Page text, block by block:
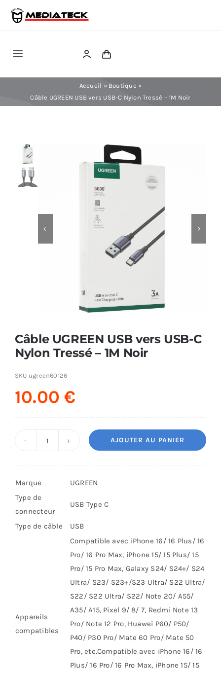
Skip
Toggle
Navigation
INFORMATIQUE
CONSOLE
Accueil » Boutique »
Câble UGREEN USB vers USB-C Nylon Tressé – 1M Noir
 
Câble UGREEN USB vers USB-C
Nylon Tressé – 1M Noir
SKU ugreen60126
10.00€
UGREEN
vers
USB-
AJOUTER AU PANIER
Marque
UGREEN
Type de
connecteur
USB Type C
Type de câble USB
Appareils
compatibles
Compatible avec iPhone 16/ 16 Plus/ 16
Pro/ 16 Pro Max, iPhone 15/ 15 Plus/ 15
Pro/ 15 Pro Max, Galaxy S24/ S24+/ S24
Ultra/ S23/ S23+/S23 Ultra/ S22 Ultra/
S22/ S22 Ultra/ S22/ Note 20/ A55/
A35/ A15, Pixel 9/ 8/ 7, Redmi Note 13
Pro/ Note 12 Pro, Huawei P60/ P50/
P40/ P30 Pro/ Mate 60 Pro/ Mate 50
Pro, etc.Compatible avec iPhone 16/ 16
Plus/ 16 Pro/ 16 Pro Max, iPhone 15/ 15